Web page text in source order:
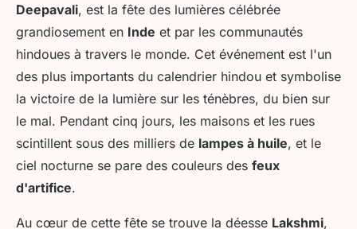
Deepavali, est la fête des lumières célébrée
grandiosement en Inde et par les communautés
hindoues à travers le monde. Cet événement est l'un
des plus importants du calendrier hindou et symbolise
la victoire de la lumière sur les ténèbres, du bien sur
le mal. Pendant cinq jours, les maisons et les rues
scintillent sous des milliers de lampes à huile, et le
ciel nocturne se pare des couleurs des feux
d'artifice.
Au cœur de cette fête se trouve la déesse Lakshmi,